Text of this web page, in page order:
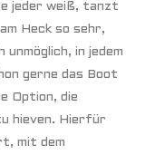
jeder weiß, tanzt
Heck so sehr,
in jedem
gerne das Boot
Option, die
hieven. Hierfür
mit dem